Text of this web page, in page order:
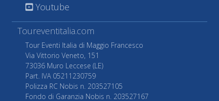
Youtube
Toureventitalia.com
Tour Eventi Italia di Maggio Francesco
Via Vittorio Veneto, 151
73036 Muro Leccese (LE)
Part. IVA 05211230759
Polizza RC Nobis n. 203527105
Fondo di Garanzia Nobis n. 203527167